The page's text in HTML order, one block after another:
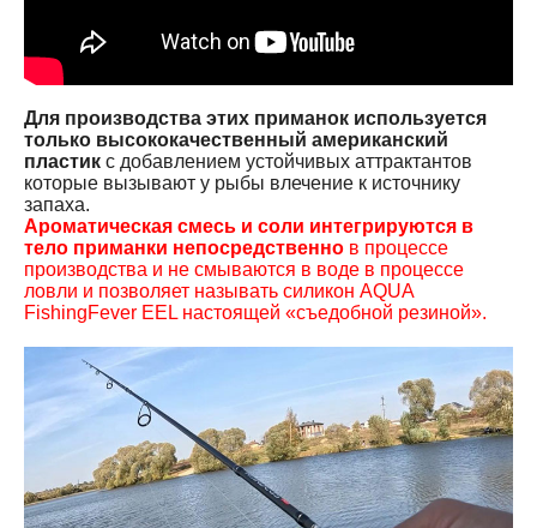
Для производства этих приманок используется
только высококачественный американский
пластик с добавлением устойчивых аттрактантов
которые вызывают у рыбы влечение к источнику
запаха.
Ароматическая смесь и соли интегрируются в
тело приманки непосредственно в процессе
производства и не смываются в воде в процессе
ловли и позволяет называть силикон AQUA
FishingFever EEL настоящей «съедобной резиной».